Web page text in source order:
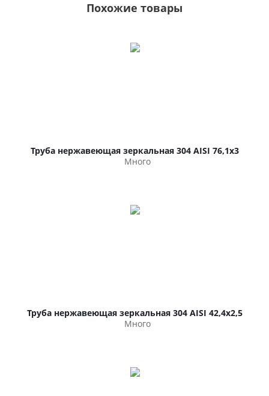
Похожие товары
Труба нержавеющая зеркальная 304 AISI 76,1х3
Много
Труба нержавеющая зеркальная 304 AISI 42,4х2,5
Много